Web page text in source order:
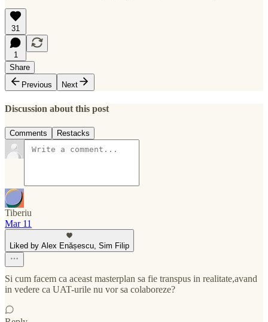
31
1
Share
Previous
Next
Discussion about this post
Comments Restacks
Tiberiu
Mar 11
Liked by Alex Enășescu, Sim Filip
Si cum facem ca aceast masterplan sa fie transpus in realitate,avand
in vedere ca UAT-urile nu vor sa colaboreze?